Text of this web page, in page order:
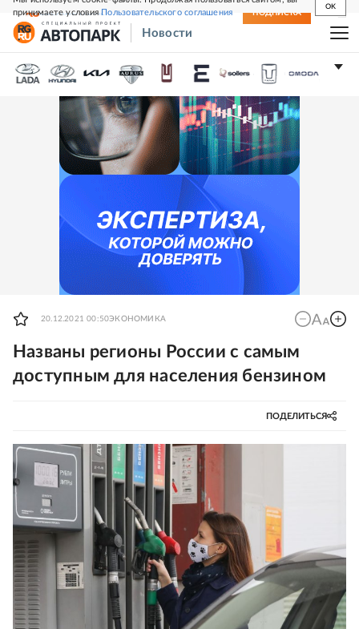
принимаете условияПользовательского соглашения
OK
СВЕЖИЙ НОМЕР ПОДПИСКА
Новости
20.12.2021 00:50ЭКОНОМИКА
Названы регионы России с самым
доступным для населения бензином
ПОДЕЛИТЬСЯ